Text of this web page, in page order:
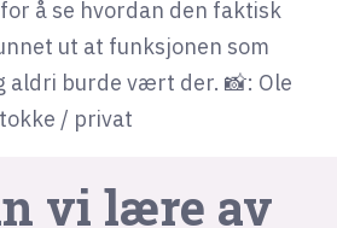
å se hvordan den faktisk
ut at funksjonen som
burde vært der. 📸: Ole
/ privat
vi lære av